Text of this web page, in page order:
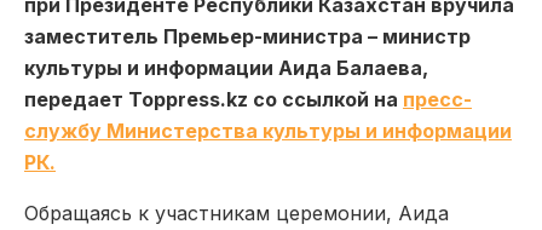
заместитель Премьер-министра – министр
культуры и информации Аида Балаева,
передает Toppress.kz со ссылкой на пресс-
службу Министерства культуры и информации
РК.
Обращаясь к участникам церемонии, Аида